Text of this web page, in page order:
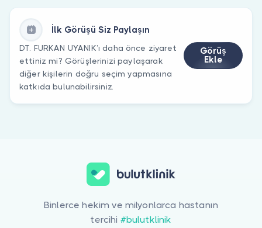
İlk Görüşü Siz Paylaşın
DT. FURKAN UYANIK’ı daha önce ziyaret
ettiniz mi? Görüşlerinizi paylaşarak
diğer kişilerin doğru seçim yapmasına
katkıda bulunabilirsiniz.
Görüş
Ekle
Binlerce hekim ve milyonlarca hastanın
tercihi #bulutklinik